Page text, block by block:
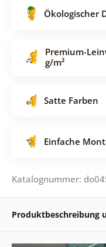
Ökologischer
Premium-
g/m²
Satte Farben
Einfache
Katalognummer:
Produktbeschreibung